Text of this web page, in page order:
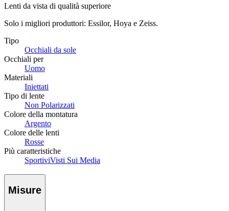
Lenti da vista di qualità superiore
Solo i migliori produttori: Essilor, Hoya e Zeiss.
Tipo
Occhiali da sole
Occhiali per
Uomo
Materiali
Iniettati
Tipo di lente
Non Polarizzati
Colore della montatura
Argento
Colore delle lenti
Rosse
Più caratteristiche
SportiviVisti Sui Media
Misure